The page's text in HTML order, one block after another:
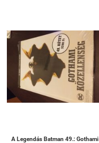
A Legendás Batman 49.: Gothami